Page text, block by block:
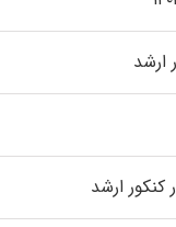
ارشد
کنکور ارشد